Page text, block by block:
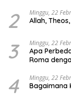
Ekonomi
“Urgensi
Indonesia
2 Minggu, 22
Allah,
3 Minggu, 22
Apa
Roma
4 Minggu, 22
Bagaimana